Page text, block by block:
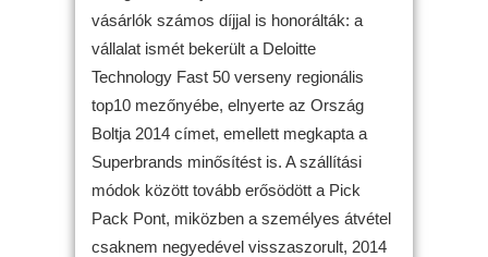
vásárlók számos díjjal is honorálták: a
vállalat ismét bekerült a Deloitte
Technology Fast 50 verseny regionális
top10 mezőnyébe, elnyerte az Ország
Boltja 2014 címet, emellett megkapta a
Superbrands minősítést is. A szállítási
módok között tovább erősödött a Pick
Pack Pont, miközben a személyes átvétel
csaknem negyedével visszaszorult, 2014